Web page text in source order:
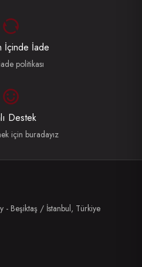
İçinde İade
politikası
Destek
için buradayız
- Beşiktaş / İstanbul, Türkiye